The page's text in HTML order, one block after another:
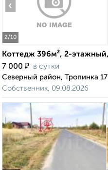
2/10
‹
Коттедж 396м², 2-
7 000 ₽ в сутки
Северный район, Тропинка 17
Собственник, 09.08.2026